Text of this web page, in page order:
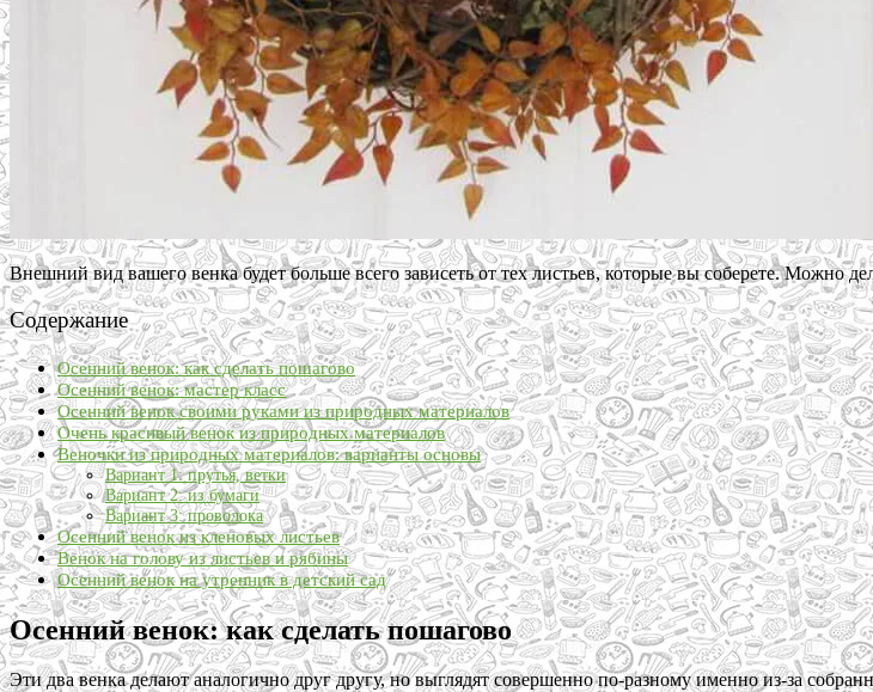
Внешний вид вашего венка будет больше всего зависеть от тех листьев, которые вы соберете. Можно
Содержание
Осенний венок: как сделать пошагово
Осенний венок: мастер класс
Осенний венок своими руками из природных материалов
Очень красивый венок из природных материалов
Веночки из природных материалов: варианты основы
Вариант 1: прутья, ветки
Вариант 2: из бумаги
Вариант 3: проволока
Осенний венок из кленовых листьев
Венок на голову из листьев и рябины
Осенний венок на утренник в детский сад
Осенний венок: как сделать пошагово
Эти два венка делают аналогично друг другу, но выглядят совершенно по-разному именно из-за